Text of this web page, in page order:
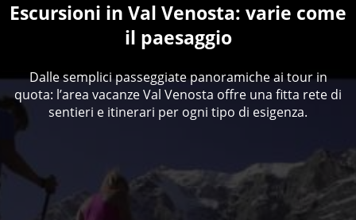
Escursioni in Val Venosta: varie come
il paesaggio
Dalle semplici passeggiate panoramiche ai tour in
quota: l’area vacanze Val Venosta offre una fitta rete di
sentieri e itinerari per ogni tipo di esigenza.